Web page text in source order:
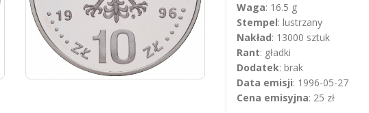
Waga: 16.5 g
Stempel: lustrzany
Nakład: 13000 sztuk
Rant: gładki
Dodatek: brak
Data emisji: 1996-05-27
Cena emisyjna: 25 zł